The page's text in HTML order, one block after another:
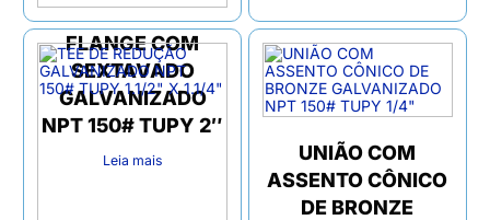
FLANGE COM
SEXTAVADO
GALVANIZADO
NPT 150# TUPY 2″
Leia mais
UNIÃO COM
ASSENTO CÔNICO
DE BRONZE